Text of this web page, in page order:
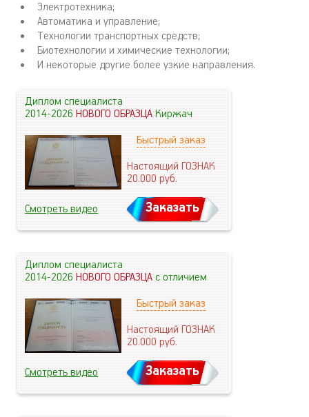
Электротехника;
Автоматика и управление;
Технологии транспортных средств;
Биотехнологии и химические технологии;
И некоторые другие более узкие направления.
Диплом специалиста
2014-2026НОВОГО ОБРАЗЦАКиржач
Быстрый заказ
Настоящий ГОЗНАК
20.000руб.
Смотреть видео Заказать
Диплом специалиста
2014-2026НОВОГО ОБРАЗЦАс отличием
Быстрый заказ
Настоящий ГОЗНАК
20.000руб.
Смотреть видео Заказать